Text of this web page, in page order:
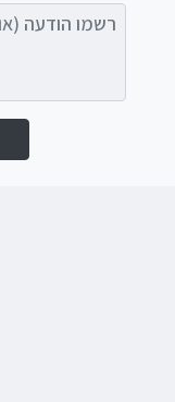
רשמו הודעה